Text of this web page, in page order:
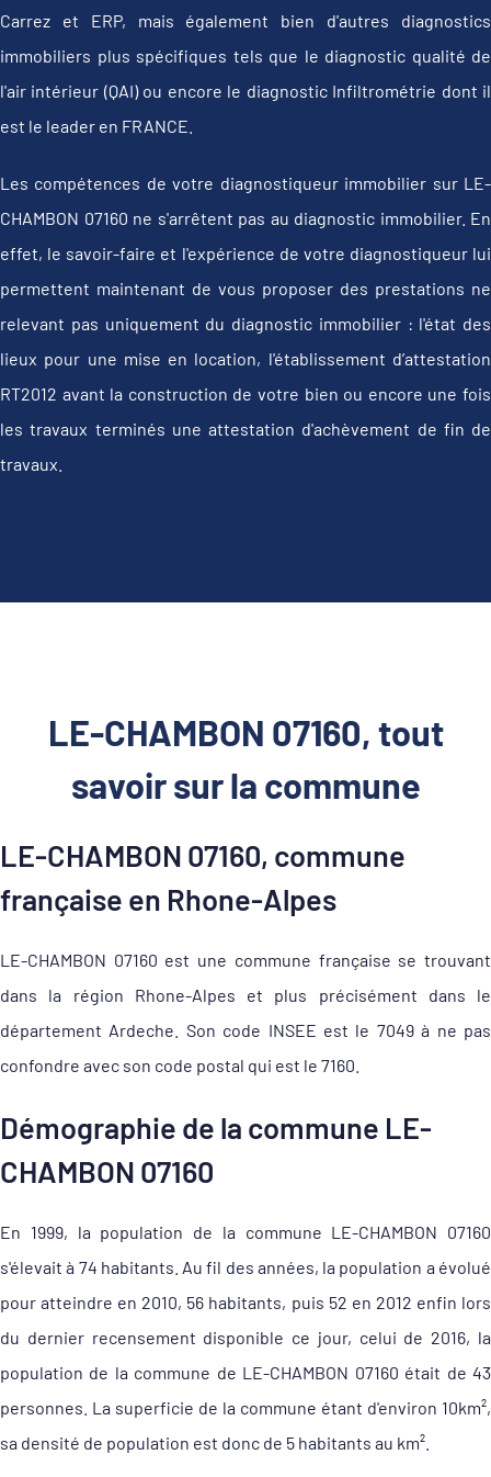
Carrez et ERP, mais également bien d'autres diagnostics
immobiliers plus spécifiques tels que le diagnostic qualité de
l'air intérieur (QAI) ou encore le diagnostic Infiltrométrie dont il
est le leader en FRANCE.
Les compétences de votre diagnostiqueur immobilier sur LE-
CHAMBON 07160 ne s'arrêtent pas au diagnostic immobilier. En
effet, le savoir-faire et l'expérience de votre diagnostiqueur lui
permettent maintenant de vous proposer des prestations ne
relevant pas uniquement du diagnostic immobilier : l'état des
lieux pour une mise en location, l'établissement d’attestation
RT2012 avant la construction de votre bien ou encore une fois
les travaux terminés une attestation d'achèvement de fin de
travaux.
LE-CHAMBON 07160, tout
savoir sur la commune
LE-CHAMBON 07160, commune
française en Rhone-Alpes
LE-CHAMBON 07160 est une commune française se trouvant
dans la région Rhone-Alpes et plus précisément dans le
département Ardeche. Son code INSEE est le 7049 à ne pas
confondre avec son code postal qui est le 7160.
Démographie de la commune LE-
CHAMBON 07160
En 1999, la population de la commune LE-CHAMBON 07160
s'élevait à 74 habitants. Au fil des années, la population a évolué
pour atteindre en 2010, 56 habitants, puis 52 en 2012 enfin lors
du dernier recensement disponible ce jour, celui de 2016, la
population de la commune de LE-CHAMBON 07160 était de 43
personnes. La superficie de la commune étant d'environ 10km²,
sa densité de population est donc de 5 habitants au km².